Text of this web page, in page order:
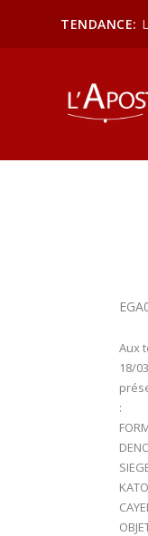
TENDANCE:
Aux
18/
: